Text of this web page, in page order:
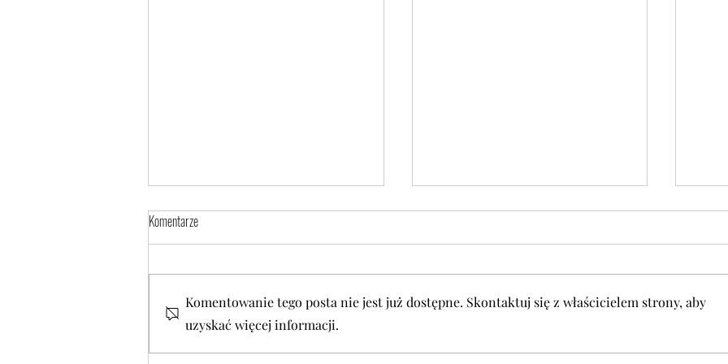
To już 5 lat...
Komentarze
Komentowanie tego posta nie jest już dostępne. Skontaktuj się z właścicielem strony, aby
uzyskać więcej informacji.